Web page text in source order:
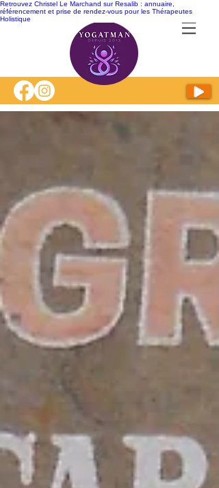
Retrouvez Christel Le Marchand sur Resalib : annuaire,
référencement et prise de rendez-vous pour les Thérapeutes
Holistique